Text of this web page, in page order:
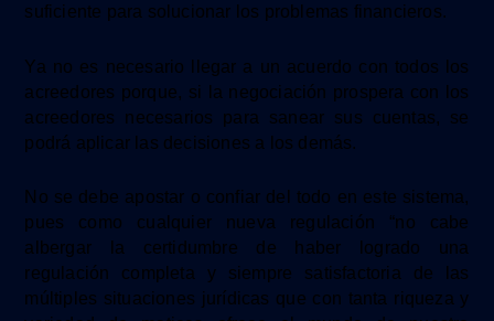
suficiente para solucionar los problemas financieros.
Ya no es necesario llegar a un acuerdo con todos los
acreedores porque, si la negociación prospera con
los
acreedores necesarios para sanear sus cuentas, se
podrá aplicar las decisiones a los demás.
No se debe apostar o confiar del todo en este sistema,
pues como cualquier nueva regulación “no cabe
albergar la certidumbre de haber logrado una
regulación completa y siempre satisfactoria de las
múltiples situaciones jurídicas que con tanta riqueza y